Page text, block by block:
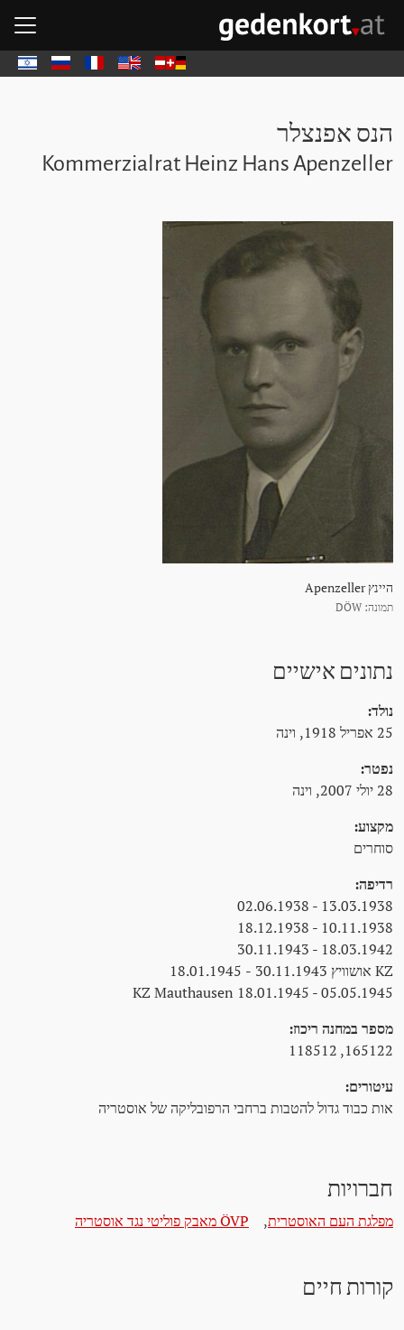
GEDENKORT - דף הבית
Deutsch
English
Français
Русский
הנס אפנצלר
Kommerzialrat Heinz Hans Apenzeller
היינץ Apenzeller
תמונה: DÖW
נתונים אישיים
נולד:
25 אפריל 1918, וינה
נפטר:
28 יולי 2007, וינה
מקצוע:
סוחרים
רדיפה:
13.03.1938 - 02.06.1938
10.11.1938 - 18.12.1938
18.03.1942 - 30.11.1943
KZ אושוויץ 30.11.1943 - 18.01.1945
KZ Mauthausen 18.01.1945 - 05.05.1945
מספר במחנה ריכוז:
165122, 118512
עיטורים:
אות כבוד גדול להטבות ברחבי הרפובליקה של אוסטריה
חברויות
מפלגת העם האוסטרית, ÖVP מאבק פוליטי נגד אוסטריה
קורות חיים